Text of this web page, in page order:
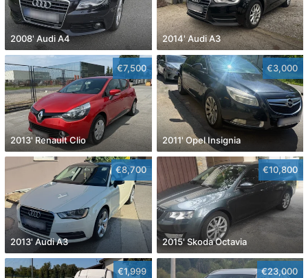
2008' Audi A4 2014' Audi A3
€7,500
2013' Renault Clio
€3,000
2011' Opel Insignia
€8,700
2013' Audi A3
€10,800
2015' Skoda Octavia
€1,999 €23,000